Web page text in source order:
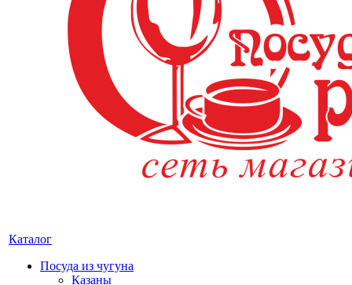
Каталог
Посуда из чугуна
Казаны